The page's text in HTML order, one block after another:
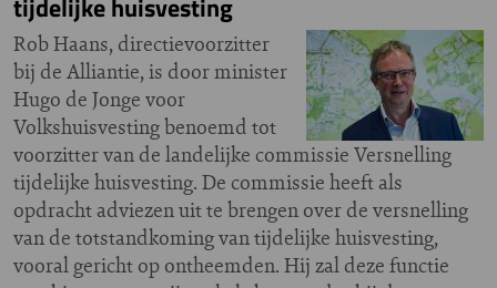
tijdelijke huisvesting
Rob Haans, directievoorzitter
bij de Alliantie, is door minister
Hugo de Jonge voor
Volkshuisvesting benoemd tot
voorzitter van de landelijke commissie Versnelling
tijdelijke huisvesting. De commissie heeft als
opdracht adviezen uit te brengen over de versnelling
van de totstandkoming van tijdelijke huisvesting,
vooral gericht op ontheemden. Hij zal deze functie